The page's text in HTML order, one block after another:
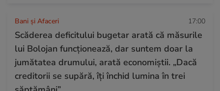
Bani și Afaceri 17:00
Scăderea deficitului bugetar arată că măsurile
lui Bolojan funcționează, dar suntem doar la
jumătatea drumului, arată economiștii. „Dacă
creditorii se supără, îți închid lumina în trei